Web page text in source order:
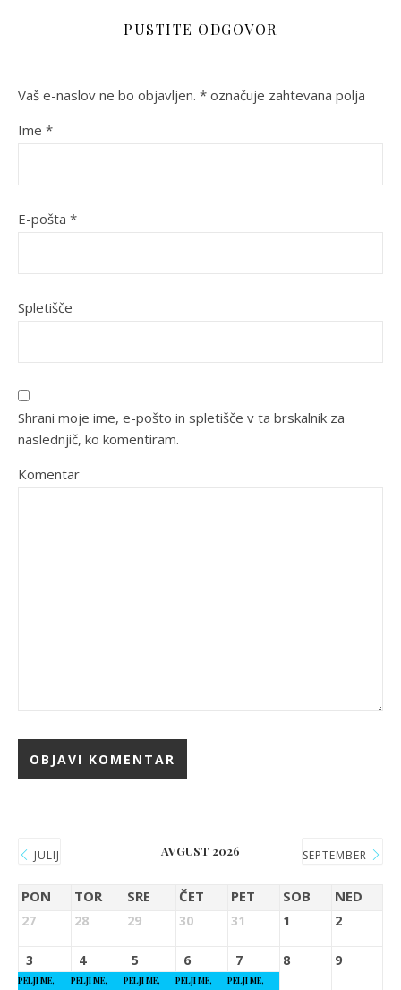
PUSTITE ODGOVOR
Vaš e-naslov ne bo objavljen. * označuje zahtevana polja
Ime *
E-pošta *
Spletišče
Shrani moje ime, e-pošto in spletišče v ta brskalnik za
naslednjič, ko komentiram.
Komentar
JULIJ AVGUST 2026 SEPTEMBER
PON TOR SRE ČET PET SOB NED
27 28 29 30 31 1 2
3
PELJI ME,
4
PELJI ME,
5
PELJI ME,
6
PELJI ME,
7
PELJI ME,
8 9